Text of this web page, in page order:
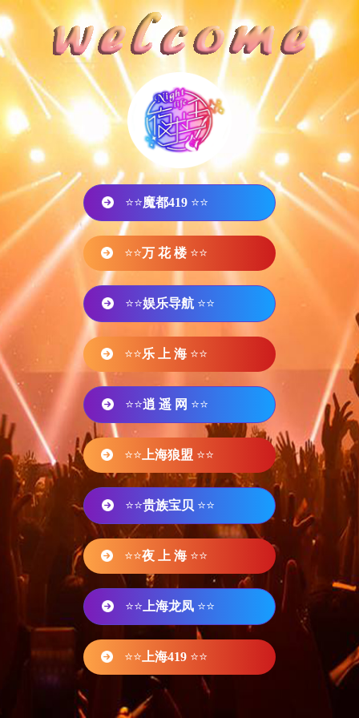
⭐⭐魔都419 ⭐⭐
⭐⭐万 花 楼 ⭐⭐
⭐⭐娱乐导航 ⭐⭐
⭐⭐乐 上 海 ⭐⭐
⭐⭐逍 遥 网 ⭐⭐
⭐⭐ 上海狼盟 ⭐⭐
⭐⭐贵族宝贝 ⭐⭐
⭐⭐夜 上 海 ⭐⭐
⭐⭐ 上海龙凤 ⭐⭐
⭐⭐ 上海419 ⭐⭐